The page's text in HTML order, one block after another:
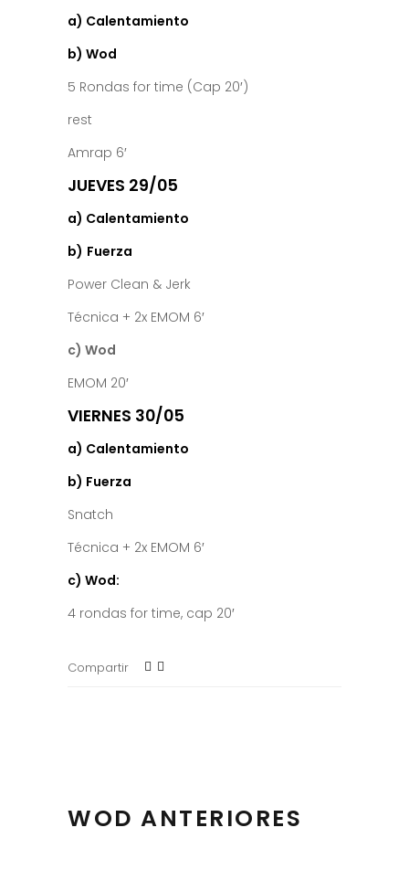
a) Calentamiento
b) Wod
5 Rondas for time (Cap 20′)
rest
Amrap 6′
JUEVES 29/05
a) Calentamiento
b) Fuerza
Power Clean & Jerk
Técnica + 2x EMOM 6′
c) Wod
EMOM 20′
VIERNES 30/05
a) Calentamiento
b) Fuerza
Snatch
Técnica + 2x EMOM 6′
c) Wod:
4 rondas for time, cap 20′
Compartir
WOD ANTERIORES